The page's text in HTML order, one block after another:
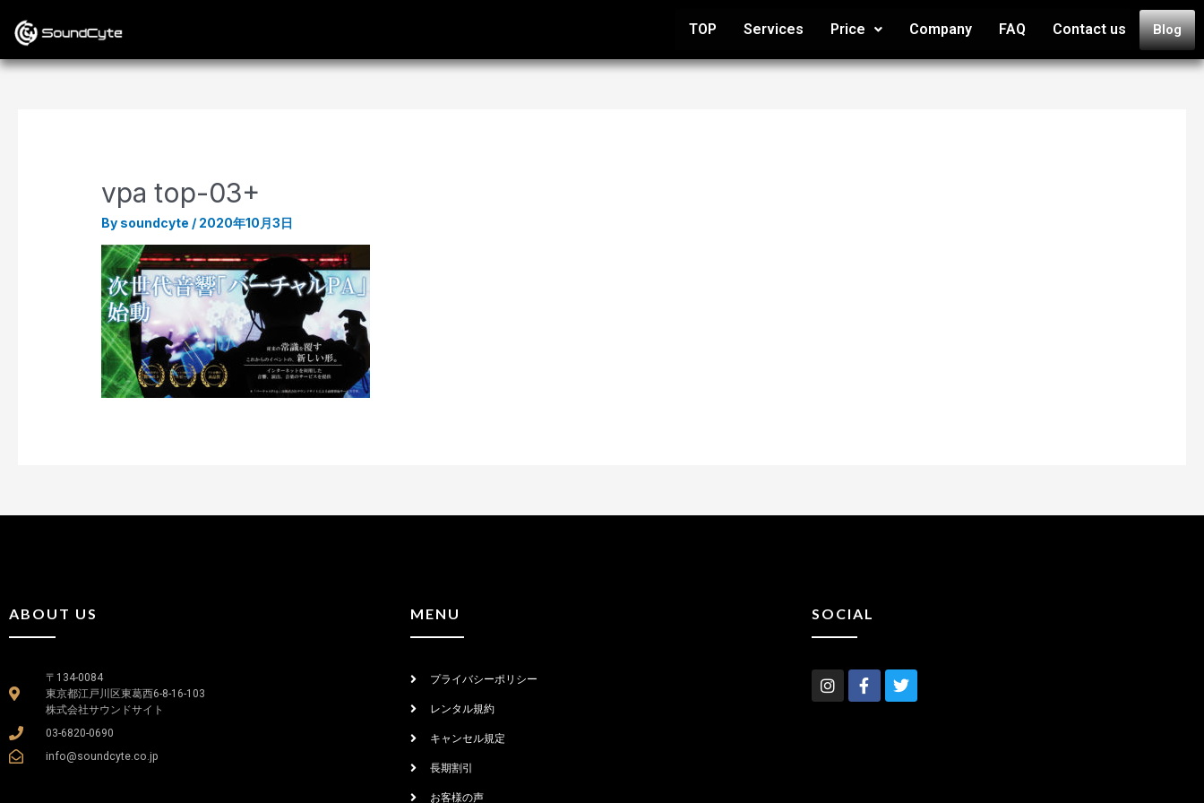
TOP Services Price Company FAQ Contact us Blog
vpa top-03+
By soundcyte / 2020年10月3日
ABOUT US
〒134-0084
東京都江戸川区東葛西6-8-16-103
株式会社サウンドサイト
03-6820-0690
info@soundcyte.co.jp
MENU
プライバシーポリシー
レンタル規約
キャンセル規定
長期割引
お客様の声
SOCIAL